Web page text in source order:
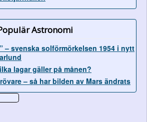
Astronomi
– svenska solförmörkelsen 1954 i nytt
lagar gäller på månen?
– så har bilden av Mars ändrats